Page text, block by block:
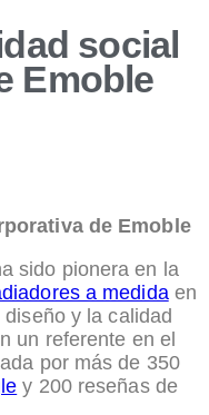
social
Emoble
de Emoble
sido pionera en la
a medidaen
y la calidad
un referente en el
por más de 350
y 200 reseñas de